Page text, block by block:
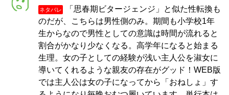
ネタバレ
「思春期ビタージェンジ」と似た性転換も
のだが、こちらは男性側のみ。期間も小学校1年
生からなので男性としての意識は時間が流れると
割合がかなり少なくなる。高学年になると始まる
生理。女の子としての経験が浅い主人公を淑女に
導いてくれるような親友の存在がグッド！WEB版
では主人公は女の子になってから「おねしょ」す